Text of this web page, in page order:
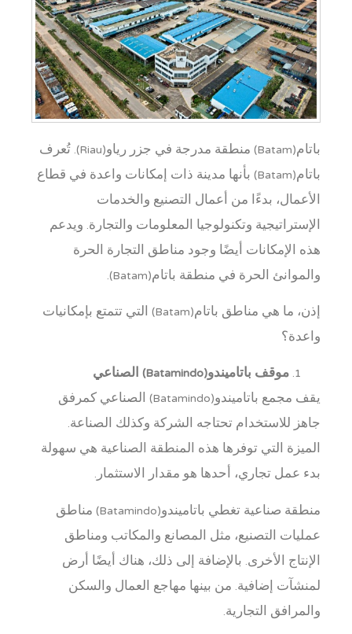
باتام(Batam) منطقة مدرجة في جزر رياو(Riau). تُعرف
باتام(Batam) بأنها مدينة ذات إمكانات واعدة في قطاع
الأعمال، بدءًا من أعمال التصنيع والخدمات
الإستراتيجية وتكنولوجيا المعلومات والتجارة. ويدعم
هذه الإمكانات أيضًا وجود مناطق التجارة الحرة
والموانئ الحرة في منطقة باتام(Batam).
إذن، ما هي مناطق باتام(Batam) التي تتمتع بإمكانيات
واعدة؟
موقف باتاميندو(Batamindo) الصناعي
يقف مجمع باتاميندو(Batamindo) الصناعي كمرفق
جاهز للاستخدام تحتاجه الشركة وكذلك الصناعة.
الميزة التي توفرها هذه المنطقة الصناعية هي سهولة
بدء عمل تجاري، أحدها هو مقدار الاستثمار.
منطقة صناعية تغطي باتاميندو(Batamindo) مناطق
عمليات التصنيع، مثل المصانع والمكاتب ومناطق
الإنتاج الأخرى. بالإضافة إلى ذلك، هناك أيضًا أرض
لمنشآت إضافية. من بينها مهاجع العمال والسكن
والمرافق التجارية.